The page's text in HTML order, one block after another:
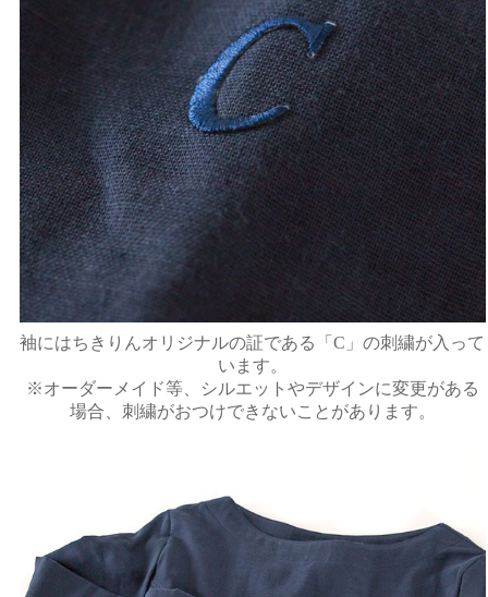
袖にはちきりんオリジナルの証である「C」の刺繍が入って
います。
※オーダーメイド等、シルエットやデザインに変更がある
場合、刺繍がおつけできないことがあります。